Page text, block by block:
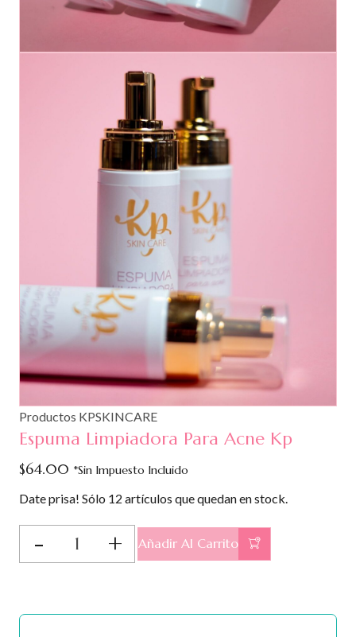
Productos KPSKINCARE
Espuma Limpiadora Para Acne Kp
$64.00 *Sin Impuesto Incluido
Date prisa! Sólo 12 artículos que quedan en stock.
Espuma
Limpiadora
Kp
Añadir Al Carrito